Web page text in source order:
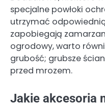
specjalne powłoki
utrzymać
zapobiegają
ogrodowy, warto
grubość; grubsze
przed mrozem.
Jakie akcesoria